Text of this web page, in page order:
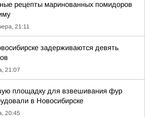
рецепты маринованных помидоров
21:11
задерживаются девять
21:07
площадку для взвешивания фур
в Новосибирске
20:45